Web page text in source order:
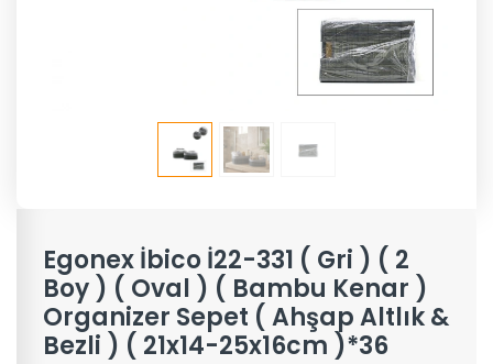
Egonex İbico İ22-331 ( Gri ) ( 2
Boy ) ( Oval ) ( Bambu Kenar )
Organizer Sepet ( Ahşap Altlık &
Bezli ) ( 21x14-25x16cm )*36